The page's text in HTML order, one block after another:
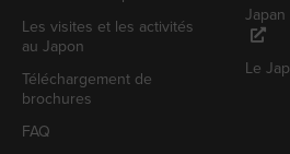
Les visites et les activités
au Japon
Téléchargement de
brochures
FAQ
Le